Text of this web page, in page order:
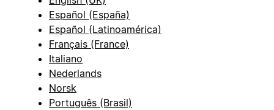
Español (España)
Español (Latinoamérica)
Français (France)
Italiano
Nederlands
Norsk
Português (Brasil)